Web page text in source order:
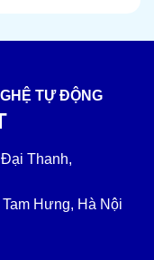
TỰ ĐỘNG
Thanh,
Hưng, Hà Nội